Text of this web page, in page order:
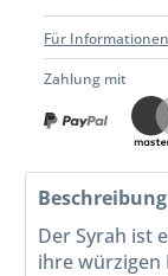
Für
Zahlung mit
Beschreibung
Der Syrah ist
ihre würzigen